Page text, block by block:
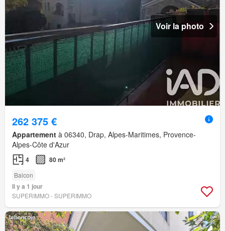
Voir la photo
262 375 €
Appartement à 06340, Drap, Alpes-Maritimes, Provence-
Alpes-Côte d'Azur
4 80 m²
Balcon
Il y a 1 jour
SUPERIMMO - SUPERIMMO